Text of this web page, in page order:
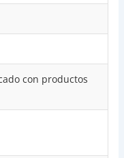
con productos